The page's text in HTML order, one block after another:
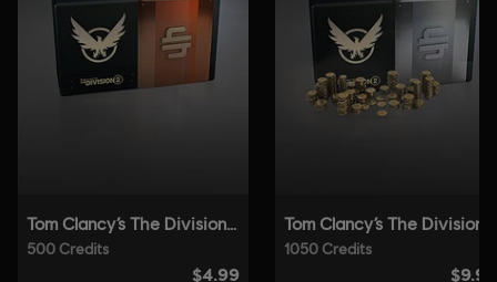
Software antitrampas:
la solución antitrampas Easy Anti-Cheat
se instala automáticamente con este juego y es necesaria para
jugarlo. No podrás iniciarlo si la has desinstalado.
other countries.